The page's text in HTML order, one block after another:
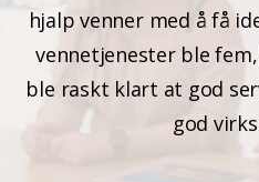
hjalp venner med å få
vennetjenester ble
ble raskt klart at god
god